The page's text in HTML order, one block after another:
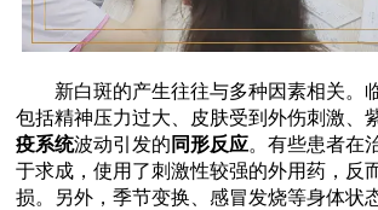
新白斑的产生往往与多种因素相关。
包括精神压力过大、皮肤受到外伤刺激、
疫系统波动引发的 同形反应。有些患者在
于求成，使用了刺激性较强的外用药，反
损。另外，季节变换、感冒发烧等身体状